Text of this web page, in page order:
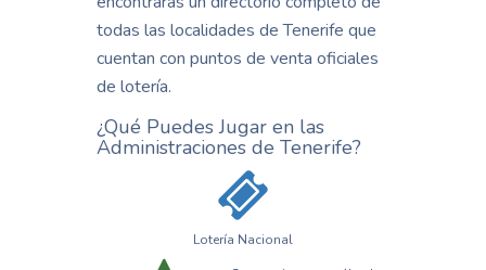
todas las localidades de Tenerife que
cuentan con puntos de venta oficiales
de lotería.
¿Qué Puedes Jugar en las
Administraciones de Tenerife?
Lotería Nacional